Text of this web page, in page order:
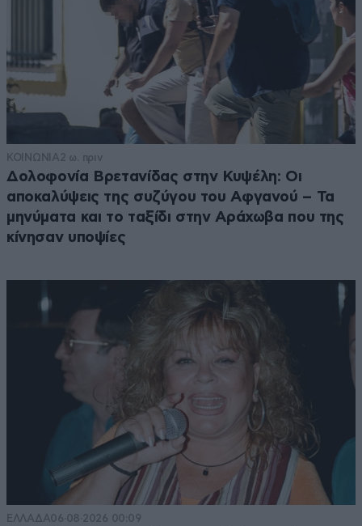
ΚΟΙΝΩΝΙΑ 2 ω. πριν
Δολοφονία Βρετανίδας στην Κυψέλη: Οι
αποκαλύψεις της συζύγου του Αφγανού – Τα
μηνύματα και το ταξίδι στην Αράχωβα που της
κίνησαν υποψίες
ΕΛΛΑΔΑ06·08·2026 00:09